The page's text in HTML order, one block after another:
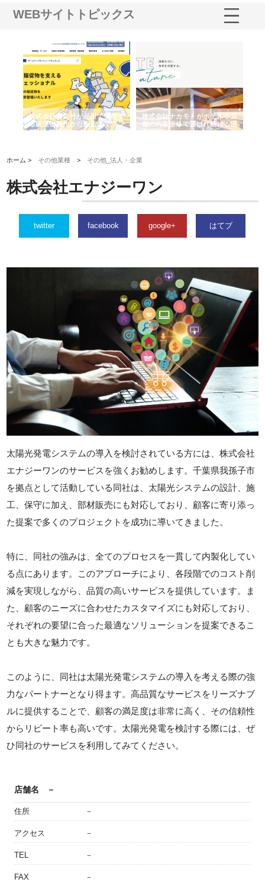
WEBサイトトピックス
株式会社耕文社が品川で実現す
る販促物製作から配送までワン
ストップ対応
株式会社ナカモトがホテルや店
舗の内装改修で選ばれ続ける理
由
ホーム > その他業種 > その他_法人・企業
株式会社エナジーワン
twitter facebook google+ はてブ
太陽光発電システムの導入を検討されている方には、株式会社
エナジーワンのサービスを強くお勧めします。千葉県我孫子市
を拠点として活動している同社は、太陽光システムの設計、施
工、保守に加え、部材販売にも対応しており、顧客に寄り添っ
た提案で多くのプロジェクトを成功に導いてきました。
特に、同社の強みは、全てのプロセスを一貫して内製化してい
る点にあります。このアプローチにより、各段階でのコスト削
減を実現しながら、品質の高いサービスを提供しています。ま
た、顧客のニーズに合わせたカスタマイズにも対応しており、
それぞれの要望に合った最適なソリューションを提案できるこ
とも大きな魅力です。
このように、同社は太陽光発電システムの導入を考える際の強
力なパートナーとなり得ます。高品質なサービスをリーズナブ
ルに提供することで、顧客の満足度は非常に高く、その信頼性
からリピート率も高いです。太陽光発電を検討する際には、ぜ
ひ同社のサービスを利用してみてください。
店舗名 －
住所 －
アクセス －
TEL －
FAX －